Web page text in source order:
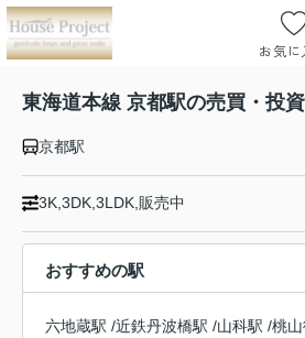
お気に
東海道本線 京都駅の売買・投
京都駅
3K,3DK,3LDK,販売中
おすすめの駅
六地蔵駅 /近鉄丹波橋駅 /山科駅 /桃